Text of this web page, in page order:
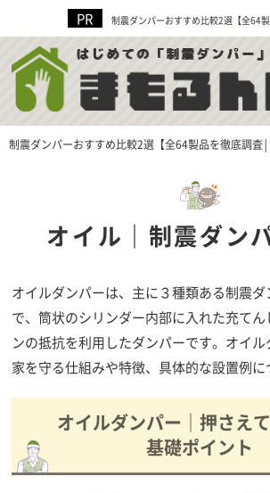
制震ダンパーおすすめ比較2選【全64
制震ダンパーおすすめ比較2選【全64製品を徹底調査│
オイル｜制震ダン
オイルダンパーは、主に３種類ある制震
で、筒状のシリンダー内部に入れた充て
ンの抵抗を利用したダンパーです。オイ
家を守る仕組みや特徴、具体的な設置例に
オイルダンパー｜押さえ
基礎ポイント